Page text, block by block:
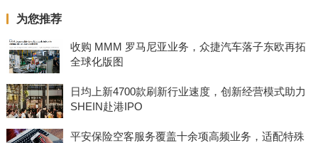
为您推荐
收购 MMM 罗马尼亚业务，众捷汽车落子东欧再拓
全球化版图
日均上新4700款刷新行业速度，创新经营模式助力
SHEIN赴港IPO
平安保险空客服务覆盖十余项高频业务，适配特殊